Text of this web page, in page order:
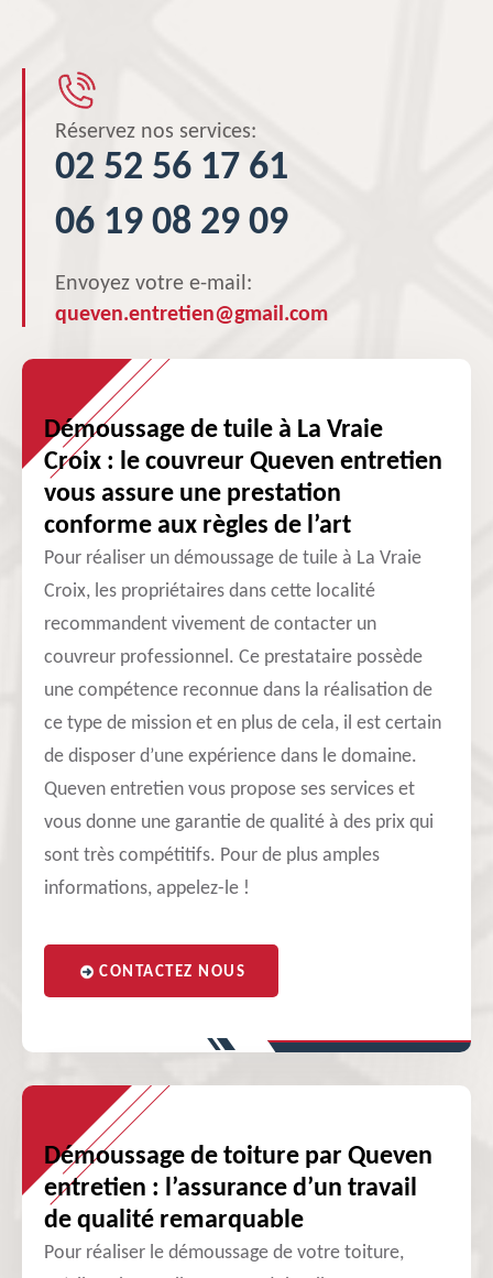
Réservez nos services:
02 52 56 17 61
06 19 08 29 09
Envoyez votre e-mail:
queven.entretien@gmail.com
Démoussage de tuile à La Vraie
Croix : le couvreur Queven entretien
vous assure une prestation
conforme aux règles de l’art
Pour réaliser un démoussage de tuile à La Vraie
Croix, les propriétaires dans cette localité
recommandent vivement de contacter un
couvreur professionnel. Ce prestataire possède
une compétence reconnue dans la réalisation de
ce type de mission et en plus de cela, il est certain
de disposer d’une expérience dans le domaine.
Queven entretien vous propose ses services et
vous donne une garantie de qualité à des prix qui
sont très compétitifs. Pour de plus amples
informations, appelez-le !
CONTACTEZ NOUS
Démoussage de toiture par Queven
entretien : l’assurance d’un travail
de qualité remarquable
Pour réaliser le démoussage de votre toiture,